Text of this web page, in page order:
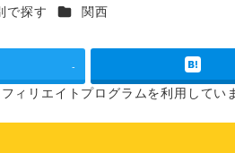
で探す カテゴリー
関西
-
ィリエイトプログラムを利用してい